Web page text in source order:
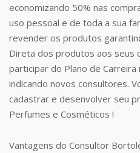
economizando 50% nas
uso pessoal e de toda a sua
revender os produtos
Direta dos produtos aos seus
participar do Plano de Carreira
indicando novos consultores.
cadastrar e desenvolver seu
Perfumes e Cosméticos !
Vantagens do Consultor